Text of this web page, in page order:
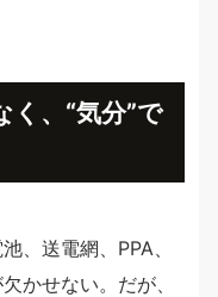
く、“気分”で
、送電網、PPA、
かせない。だが、